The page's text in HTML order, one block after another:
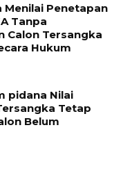
Menilai Penetapan
Tanpa
Calon Tersangka
Hukum
pidana Nilai
Tetap
Belum